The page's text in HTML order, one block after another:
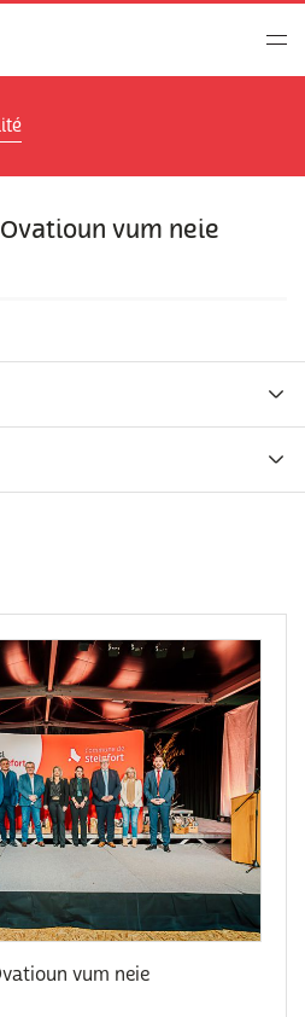
Ovatioun vum neie
vum neie